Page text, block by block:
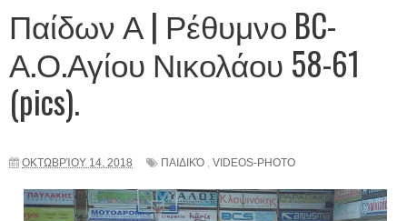
Παίδων Α | Ρέθυμνο BC-
Α.Ο.Αγίου Νικολάου 58-61
(pics).
ΟΚΤΩΒΡΊΟΥ 14, 2018 ΠΑΙΔΙΚΌ , VIDEOS-PHOTO